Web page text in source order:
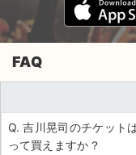
FAQ
Q. 吉川晃司のチケット
って買えますか？